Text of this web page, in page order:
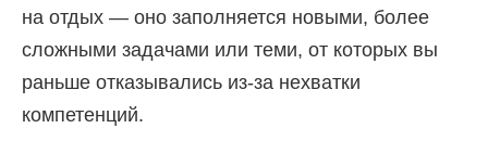
на отдых — оно заполняется новыми, более
сложными задачами или теми, от которых вы
раньше отказывались из-за нехватки
компетенций.